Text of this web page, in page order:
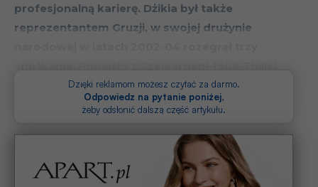
profesjonalną karierę. Dżikia był także
reprezentantem Gruzji, w swojej drużynie
był wicemistrzem kraju w sezonie 1992/93.
Dzięki reklamom możesz czytać za darmo.
Odpowiedz na pytanie poniżej,
żeby odsłonić dalszą część artykułu.